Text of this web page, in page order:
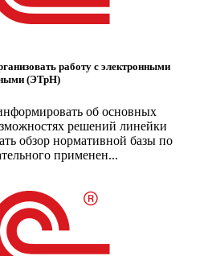
работу с электронными
(ЭТрН)
об основных
решений линейки
обзор нормативной базы по
применен...